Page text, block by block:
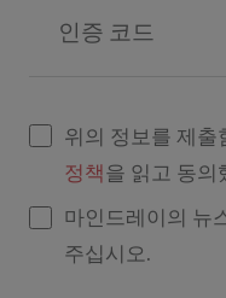
인증 코드
위의 정보를 제출
정책을 읽고 동의
마인드레이의 뉴
주십시오.